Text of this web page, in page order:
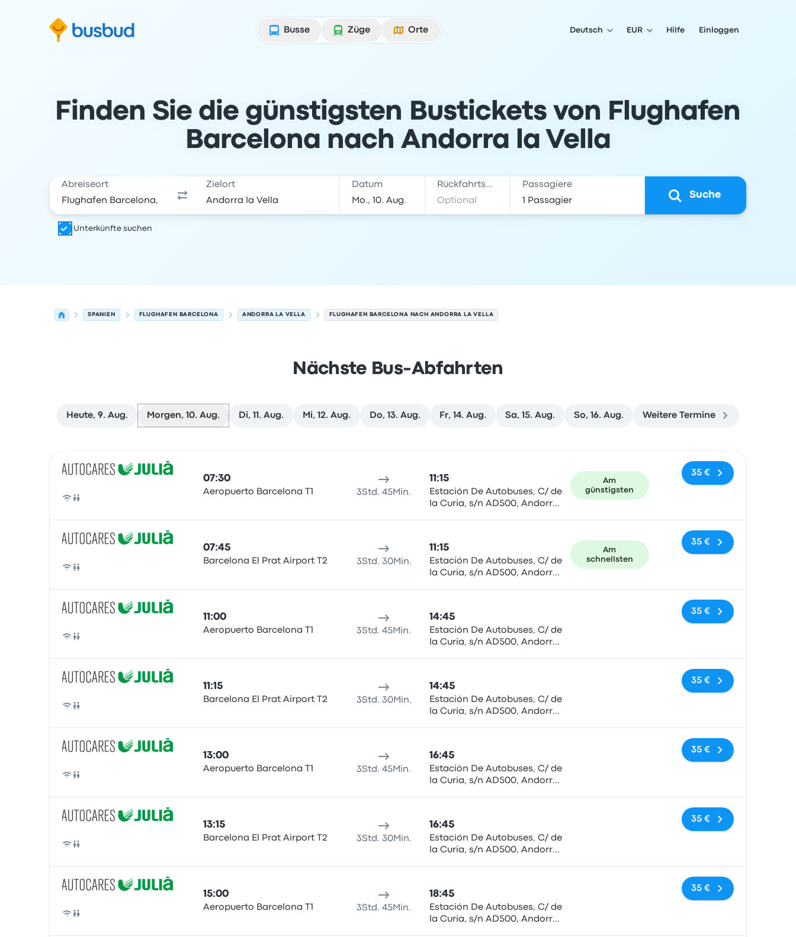
Busse
Züge Orte Deutsch EUR Hilfe Einloggen
Finden Sie die günstigsten Bustickets von Flughafen
Barcelona nach Andorra la Vella
Abreiseort Zielort Datum Rückfahrtsdatum Passagiere
Suche
Unterkünfte suchen
SPANIEN FLUGHAFEN BARCELONA ANDORRA LA VELLA FLUGHAFEN BARCELONA NACH ANDORRA LA VELLA
Nächste Bus-Abfahrten
Heute, 9. Aug. Morgen, 10. Aug. Di, 11. Aug. Mi, 12. Aug. Do, 13. Aug. Fr, 14. Aug. Sa, 15. Aug. So, 16. Aug. Weitere Termine
Bus
07:30
Aeropuerto Barcelona T1 3Std. 45Min.
11:15
Estación De Autobuses, C/ de
la Curia, s/n AD500, Andorra
Am
günstigsten
35 €
Bus
07:45
Barcelona El Prat Airport T2 3Std. 30Min.
11:15
Estación De Autobuses, C/ de
la Curia, s/n AD500, Andorra
Am
schnellsten
35 €
Bus
11:00
Aeropuerto Barcelona T1 3Std. 45Min.
14:45
Estación De Autobuses, C/ de
la Curia, s/n AD500, Andorra
Keine Tags
35 €
Bus
11:15
Barcelona El Prat Airport T2 3Std. 30Min.
14:45
Estación De Autobuses, C/ de
la Curia, s/n AD500, Andorra
Keine Tags
35 €
Bus
13:00
Aeropuerto Barcelona T1 3Std. 45Min.
16:45
Estación De Autobuses, C/ de
la Curia, s/n AD500, Andorra
Keine Tags
35 €
Bus
13:15
Barcelona El Prat Airport T2 3Std. 30Min.
16:45
Estación De Autobuses, C/ de
la Curia, s/n AD500, Andorra
Keine Tags
35 €
Bus
15:00
Aeropuerto Barcelona T1 3Std. 45Min.
18:45
Estación De Autobuses, C/ de
la Curia, s/n AD500, Andorra
Keine Tags
35 €